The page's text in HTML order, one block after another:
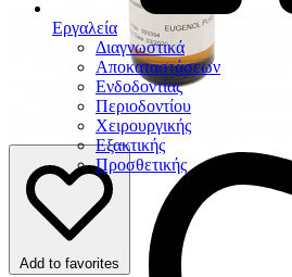
Εργαλεία
Διαγνωστικά
Αποκαταστάσεων
Ενδοδοντίας
Περιοδοντίου
Χειρουργικής
Εξακτικής
Προσθετικής
Add to favorites